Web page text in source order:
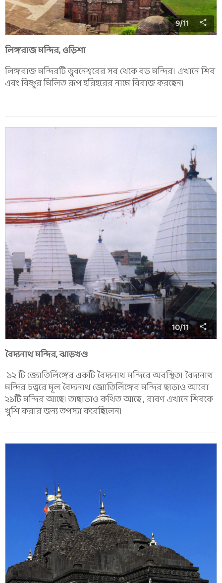
9/11
লিঙ্গরাজ মন্দির, ওড়িশা
লিঙ্গরাজ মন্দিরটি ভুবনেশ্বরের সব থেকে বড় মন্দির। এখানে শিব
এবং বিষ্ণুর মিলিত রূপ হরিহরের নামে বিরাজ করছেন।
10/11
বৈদ্যনাথ মন্দির, ঝাড়খণ্ড
১২ টি জ্যোতির্লিঙ্গের একটি বৈদ্যনাথ মন্দিরে অবস্থিত। বৈদ্যনাথ
মন্দির চত্বরে মূল বৈদ্যনাথ জ্যোতির্লিঙ্গের মন্দির ছাড়াও আরো
২১টি মন্দির আছে। তাছাড়াও কথিত আছে , রাবণ এখানে শিবকে
খুশি করার জন্য তপস্যা করেছিলেন।